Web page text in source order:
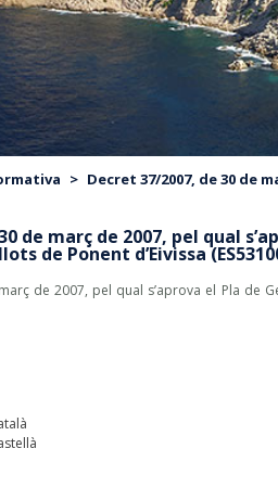
> Decret 37/2007, de 30 de
de març de 2007, pel qual
de Ponent d’Eivissa
de 2007, pel qual s’aprova el Pla de